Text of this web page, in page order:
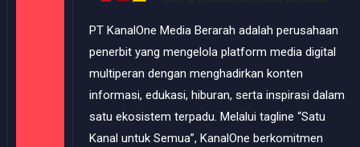
PT KanalOne Media Berarah adalah perusahaan
penerbit yang mengelola platform media digital
multiperan dengan menghadirkan konten
informasi, edukasi, hiburan, serta inspirasi dalam
satu ekosistem terpadu. Melalui tagline “Satu
Kanal untuk Semua”, KanalOne berkomitmen